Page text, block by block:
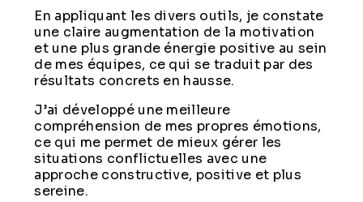
En appliquant les divers outils, je constate
une claire augmentation de la motivation
et une plus grande énergie positive au sein
de mes équipes, ce qui se traduit par des
résultats concrets en hausse.
J’ai développé une meilleure
compréhension de mes propres émotions,
ce qui me permet de mieux gérer les
situations conflictuelles avec une
approche constructive, positive et plus
sereine.